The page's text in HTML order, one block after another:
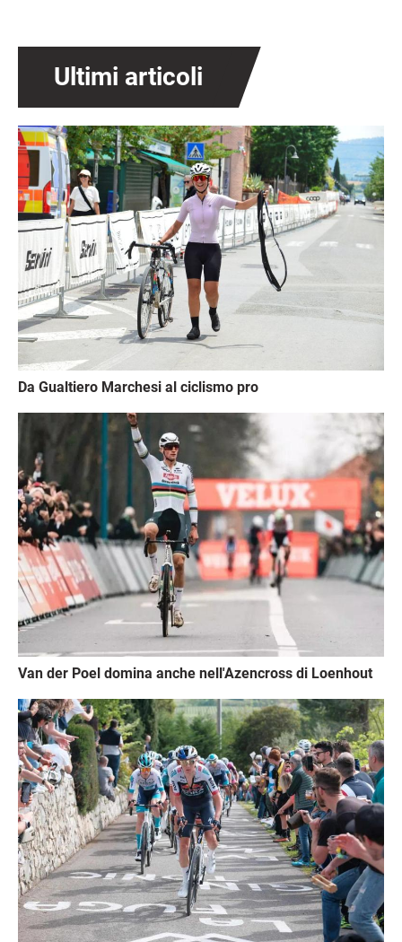
Ultimi articoli
Immagine
Da Gualtiero Marchesi al ciclismo pro
Van der Poel domina anche nell'Azencross di Loenhout
Immagine